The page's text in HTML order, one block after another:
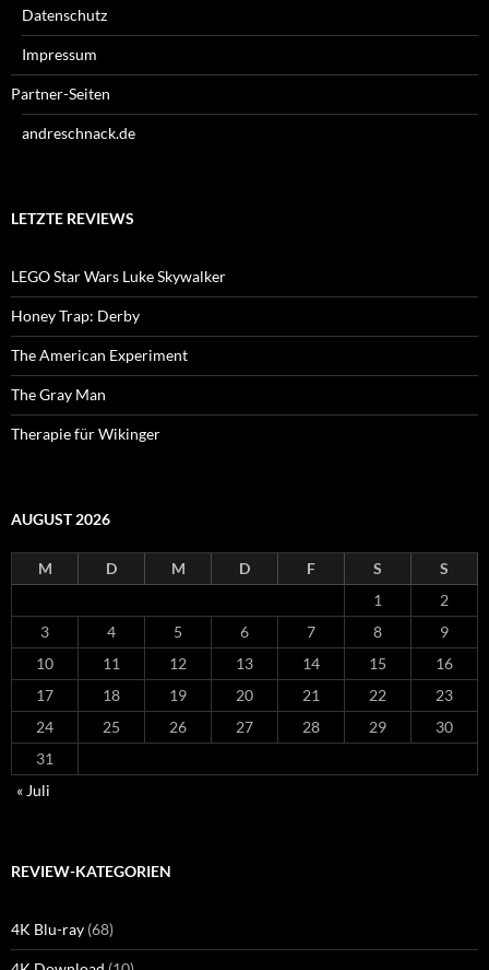
Datenschutz
Impressum
Partner-Seiten
andreschnack.de
LETZTE REVIEWS
LEGO Star Wars Luke Skywalker
Honey Trap: Derby
The American Experiment
The Gray Man
Therapie für Wikinger
AUGUST 2026
M D M D F S
S
1
2
3
4 5 6 7 8
9
10
11 12 13 14 15
16
17
18 19 20 21 22
23
24
25 26 27 28 29
30
31
« Juli
REVIEW-KATEGORIEN
4K Blu-ray (68)